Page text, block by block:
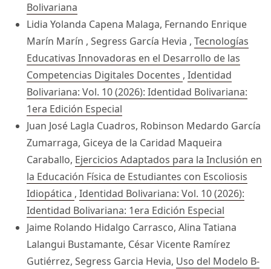
Bolivariana
Lidia Yolanda Capena Malaga, Fernando Enrique
Marín Marín , Segress García Hevia , Tecnologías
Educativas Innovadoras en el Desarrollo de las
Competencias Digitales Docentes , Identidad
Bolivariana: Vol. 10 (2026): Identidad Bolivariana:
1era Edición Especial
Juan José Lagla Cuadros, Robinson Medardo García
Zumarraga, Giceya de la Caridad Maqueira
Caraballo, Ejercicios Adaptados para la Inclusión en
la Educación Física de Estudiantes con Escoliosis
Idiopática , Identidad Bolivariana: Vol. 10 (2026):
Identidad Bolivariana: 1era Edición Especial
Jaime Rolando Hidalgo Carrasco, Alina Tatiana
Lalangui Bustamante, César Vicente Ramírez
Gutiérrez, Segress Garcia Hevia, Uso del Modelo B-